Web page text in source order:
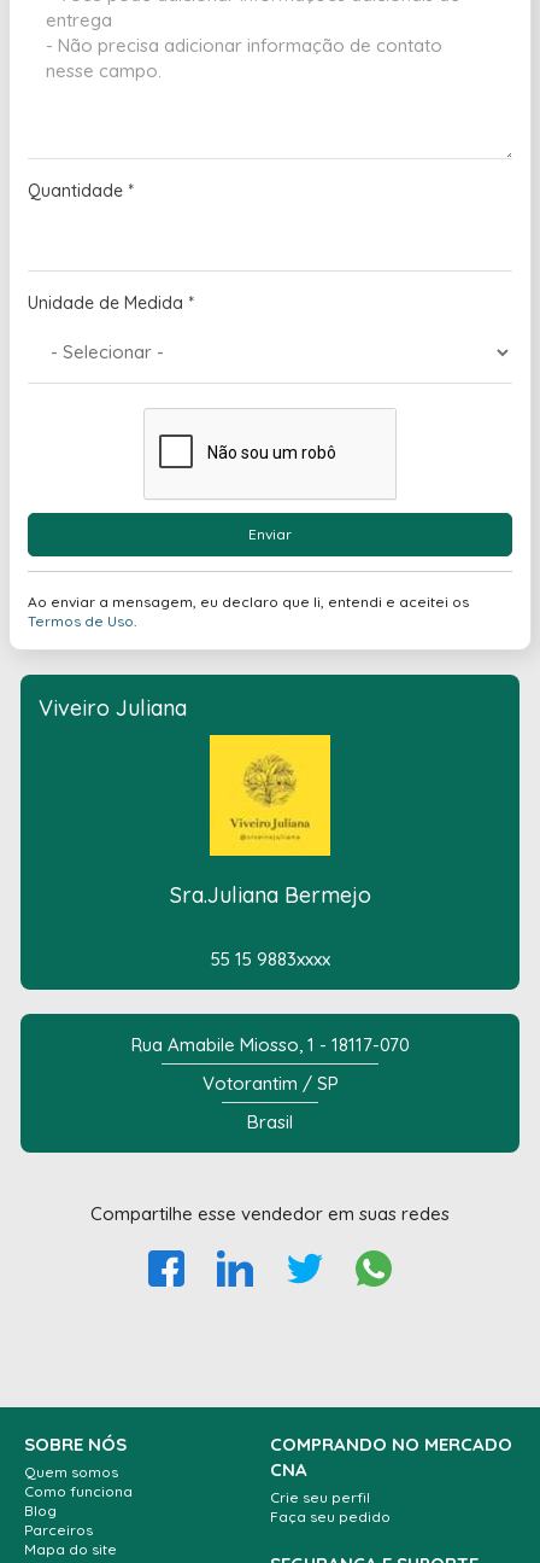
Quantidade *
Unidade de Medida *
Enviar
Ao enviar a mensagem, eu declaro que li, entendi e aceitei os
Termos de Uso
Viveiro Juliana
Sra.Juliana Bermejo
55 15 9883xxxx
Rua Amabile Miosso, 1 - 18117-070
Votorantim / SP
Brasil
Compartilhe esse vendedor em suas redes
SOBRE NÓS
Quem somos
Como funciona
Blog
Parceiros
Mapa do site
COMPRANDO NO MERCADO
CNA
Crie seu perfil
Faça seu pedido